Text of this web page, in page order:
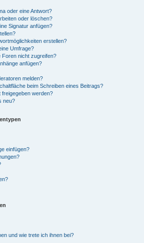
oder eine Antwort?
oder löschen?
Signatur anfügen?
erstellen?
Umfrage?
Foren nicht zugreifen?
anfügen?
melden?
beim Schreiben eines Beitrags?
werden?
neu?
einfügen?
und wie trete ich ihnen bei?